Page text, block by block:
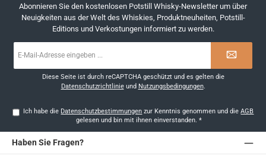
Abonnieren Sie den kostenlosen Potstill Whisky-Newsletter um über
Neuigkeiten aus der Welt des Whiskies, Produktneuheiten, Potstill-
Editions und Verkostungen informiert zu werden.
Mail-
Diese Seite ist durch reCAPTCHA geschützt und es gelten die
Datenschutzrichtlinieund Nutzungsbedingungen.
Ich habe die Datenschutzbestimmungen zur Kenntnis genommen und dieAGB
gelesen und bin mit ihnen einverstanden. *
Haben Sie Fragen?